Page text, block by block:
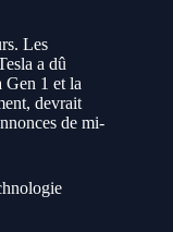
Les
a dû
Gen 1 et la
devrait
de mi-